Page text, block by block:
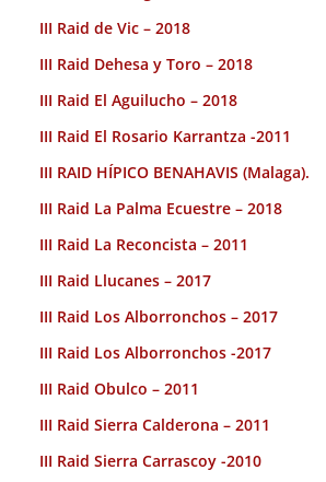
III Raid de Vic – 2018
III Raid Dehesa y Toro – 2018
III Raid El Aguilucho – 2018
III Raid El Rosario Karrantza -2011
III RAID HÍPICO BENAHAVIS (Malaga).
III Raid La Palma Ecuestre – 2018
III Raid La Reconcista – 2011
III Raid Llucanes – 2017
III Raid Los Alborronchos – 2017
III Raid Los Alborronchos -2017
III Raid Obulco – 2011
III Raid Sierra Calderona – 2011
III Raid Sierra Carrascoy -2010